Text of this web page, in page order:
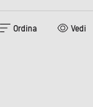
Ordina Vedi